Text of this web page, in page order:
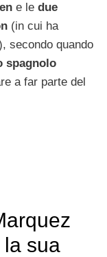
e le due
(in cui ha
secondo quando
spagnolo
a far parte del
la sua